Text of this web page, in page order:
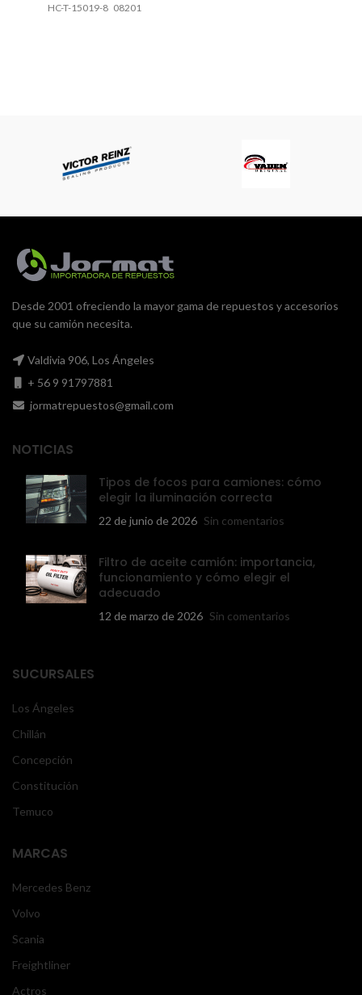
HC-T-15019-8 08201
Desde 2001 ofreciendo la mayor gama de repuestos y accesorios
que su camión necesita.
Valdivia 906, Los Ángeles
+ 56 9 91797881
jormatrepuestos@gmail.com
NOTICIAS
Tipos de focos para camiones: cómo
elegir la iluminación correcta
22 de junio de 2026 Sin comentarios
Filtro de aceite camión: importancia,
funcionamiento y cómo elegir el
adecuado
12 de marzo de 2026 Sin comentarios
SUCURSALES
Los Ángeles
Chillán
Concepción
Constitución
Temuco
MARCAS
Mercedes Benz
Volvo
Scania
Freightliner
Actros